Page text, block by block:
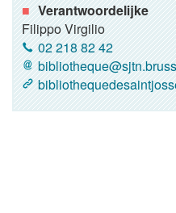
Verantwoordelijke
Filippo Virgilio
02 218 82 42